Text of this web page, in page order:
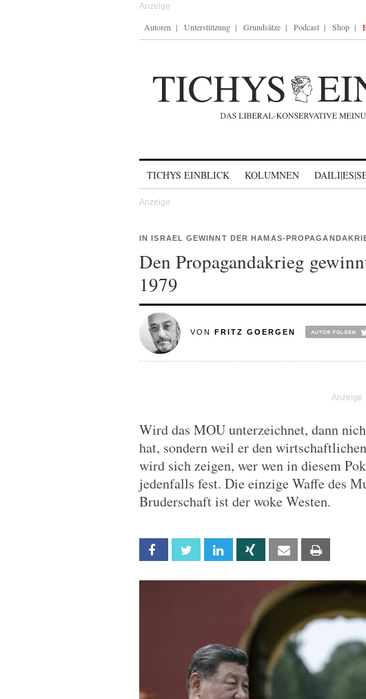
Autoren Unterstützung Grundsätze Podcast Shop
TICHYS EINBLICK KOLUMNEN
IN ISRAEL GEWINNT DER HAMAS-
Den Propagandakrieg
1979
VON FRITZ GOERGEN
Wird das MOU unterzeichnet, dann
hat, sondern weil er den
wird sich zeigen, wer wen in diesem
jedenfalls fest. Die einzige Waffe des
Bruderschaft ist der woke Westen.
Facebook Twitter Linkedin Xing Email